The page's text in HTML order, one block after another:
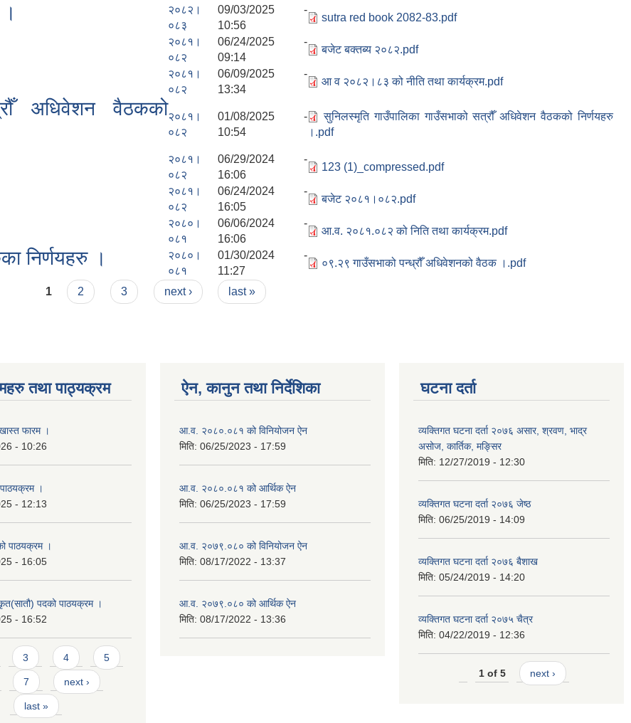
२०८२।
०८३
09/03/2025 -
10:56
sutra red book 2082-83.pdf
२०८१।
०८२
06/24/2025 -
09:14
बजेट बक्तब्य २०८२.pdf
२०८१।
०८२
06/09/2025 -
13:34
आ व २०८२।८३ को नीति तथा कार्यक्रम.pdf
अधिवेशन वैठकको२०८१।
०८२
01/08/2025 -
10:54
सुनिलस्मृति गाउँपालिका गाउँसभाको सत्रौँ अधिवेशन वैठकको निर्णयहरु
।.pdf
२०८१।
०८२
06/29/2024 -
16:06
123 (1)_compressed.pdf
२०८१।
०८२
06/24/2024 -
16:05
बजेट २०८१।०८२.pdf
२०८०।
०८१
06/06/2024 -
16:06
आ.व. २०८१.०८२ को निति तथा कार्यक्रम.pdf
निर्णयहरु ।
२०८०।
०८१
01/30/2024 -
11:27
०९.२९ गाउँसभाको पन्ध्रौँ अधिवेशनको वैठक ।.pdf
1 2 3 next › last »
तथा पाठ्यक्रम
फारम ।
- 10:26
।
- 12:13
पाठयक्रम ।
- 16:05
पदको पाठयक्रम ।
- 16:52
3 4 5
7 next ›
last »
ऐन, कानुन तथा निर्देशिका
आ.व. २०८०.०८१ को विनियोजन ऐन
मिति: 06/25/2023 - 17:59
आ.व. २०८०.०८१ को आर्थिक ऐन
मिति: 06/25/2023 - 17:59
आ.व. २०७९.०८० को विनियोजन ऐन
मिति: 08/17/2022 - 13:37
आ.व. २०७९.०८० को आर्थिक ऐन
मिति: 08/17/2022 - 13:36
घटना दर्ता
व्यक्तिगत घटना दर्ता २०७६ असार, श्रवण, भाद्र
असोज, कार्तिक, मङ्सिर
मिति: 12/27/2019 - 12:30
व्यक्तिगत घटना दर्ता २०७६ जेष्ठ
मिति: 06/25/2019 - 14:09
व्यक्तिगत घटना दर्ता २०७६ बैशाख
मिति: 05/24/2019 - 14:20
व्यक्तिगत घटना दर्ता २०७५ चैत्र
मिति: 04/22/2019 - 12:36
1 of 5 next ›